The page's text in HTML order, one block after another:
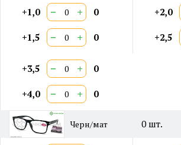
Двойная перекладина:
+1,0 − + 0
+1,5 − + 0
+2,0
+2,5
+3,5 − + 0
+4,0 − + 0
Черн/мат 0шт.